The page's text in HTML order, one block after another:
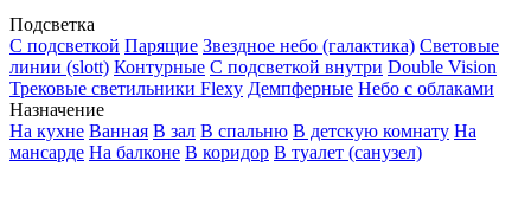
Подсветка
С подсветкой Парящие Звездное небо (галактика) Световые
линии (slott) Контурные С подсветкой внутри Double Vision
Трековые светильники Flexy Демпферные Небо с облаками
Назначение
На кухне Ванная В зал В спальню В детскую комнату На
мансарде На балконе В коридор В туалет (санузел)